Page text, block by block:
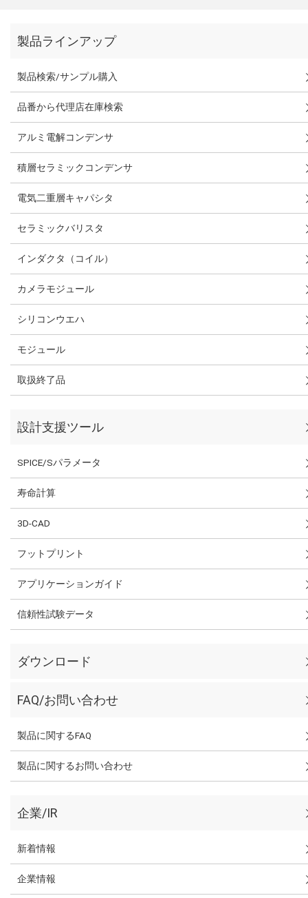
製品ラインアップ
製品検索/サンプル購入
品番から代理店在庫検索
アルミ電解コンデンサ
積層セラミックコンデンサ
電気二重層キャパシタ
セラミックバリスタ
インダクタ（コイル）
カメラモジュール
シリコンウエハ
モジュール
取扱終了品
設計支援ツール
SPICE/Sパラメータ
寿命計算
3D-CAD
フットプリント
アプリケーションガイド
信頼性試験データ
ダウンロード
FAQ/お問い合わせ
製品に関するFAQ
製品に関するお問い合わせ
企業/IR
新着情報
企業情報